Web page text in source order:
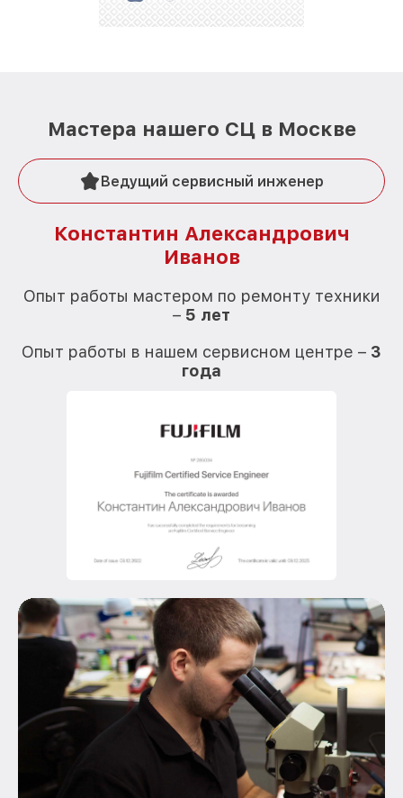
Мастера нашего СЦ в Москве
Ведущий сервисный инженер
Константин Александрович
Иванов
Опыт работы мастером по ремонту техники
– 5 лет
Опыт работы в нашем сервисном центре – 3
года